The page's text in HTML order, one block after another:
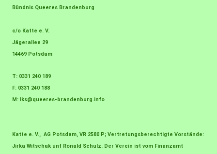
Bündnis Queeres Brandenburg
c/o Katte e. V.
Jägerallee 29
14469 Potsdam
T: 0331 240 189
F: 0331 240 188
M:
lks@queeres-brandenburg.info
Katte e. V., AG Potsdam, VR 2580 P; Vertretungsberechtigte Vorstände:
Jirka Witschak unf Ronald Schulz. Der Verein ist vom Finanzamt